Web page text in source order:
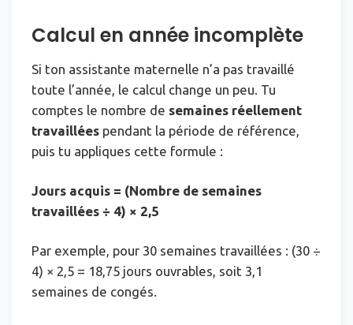
Calcul en année incomplète
Si ton assistante maternelle n’a pas travaillé
toute l’année, le calcul change un peu. Tu
comptes le nombre de semaines réellement
travaillées pendant la période de référence,
puis tu appliques cette formule :
Jours acquis = (Nombre de semaines
travaillées ÷ 4) × 2,5
Par exemple, pour 30 semaines travaillées : (30 ÷
4) × 2,5 = 18,75 jours ouvrables, soit 3,1
semaines de congés.